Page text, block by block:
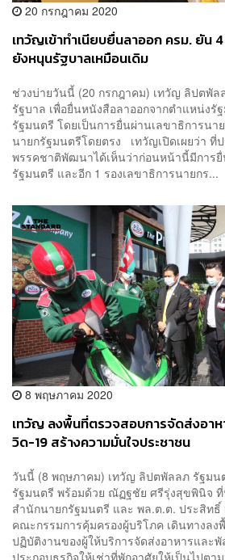
20 กรกฎาคม 2020
เทวัญเข้าทำเนียบยื่นลาออก ครม. ยัน
ยังหนุนรัฐบาลเหมือนเดิม
ช่วงบ่ายวันนี้ (20 กรกฎาคม) เทวัญ ลิปตพัล
รัฐบาล เพื่อยื่นหนังสือลาออกจากตำแหน่งรั
รัฐมนตรี โดยเป็นการยื่นผ่านเลขาธิการนา
นายกรัฐมนตรีโดยตรง เทวัญเปิดเผยว่า ที่
พรรคชาติพัฒนาได้เห็นว่าก่อนหน้านี้มีการ
รัฐมนตรี และอีก 1 รองเลขาธิการนายกร...
8 พฤษภาคม 2020
เทวัญ ลงพื้นที่ตรวจสอบการจัดส่งอาห
วิด-19 สร้างความมั่นใจประชาชน
วันนี้ (8 พฤษภาคม) เทวัญ ลิปตพัลลภ รัฐมน
รัฐมนตรี พร้อมด้วย ณัฏฐชัย ศรีรุ่งสุขพินิจ
สำนักนายกรัฐมนตรี และ พล.ต.ต. ประสิท
คณะกรรมการคุ้มครองผู้บริโภค เดินทางลง
ปฏิบัติงานของผู้ให้บริการจัดส่งอาหารและ
ประกอบธุรกิจให้เช่าที่พักอาศัยให้เป็นไปตา